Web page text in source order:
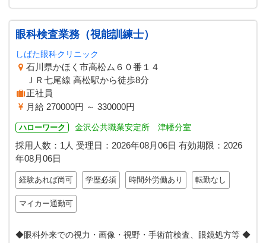
眼科検査業務（視能訓練士）
しばた眼科クリニック
石川県かほく市高松ム６０番１４
ＪＲ七尾線 高松駅から徒歩8分
正社員
月給 270000円 ～ 330000円
ハローワーク 金沢公共職業安定所 津幡分室
採用人数：1人 受理日： 2026年08月06日 有効期限： 2026
年08月06日
経験あれば尚可 学歴必須 時間外労働あり 転勤なし
マイカー通勤可
◆眼科外来での視力・画像・視野・手術前検査、眼鏡処方等 ◆